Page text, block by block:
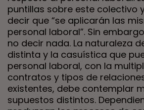
puntillas sobre este colectivo
decir que “se aplicarán las
personal laboral”. Sin
no decir nada. La naturaleza
distinta y la casuística que
personal laboral, con la
contratos y tipos de
existentes, debe contemplar
supuestos distintos.